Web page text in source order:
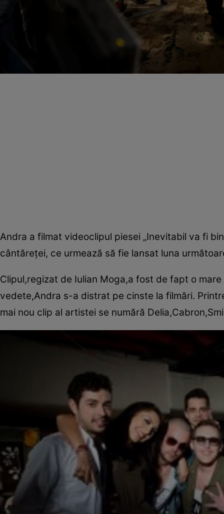
Andra a filmat videoclipul piesei „Inevitabil va fi
cântăreţei, ce urmează să fie lansat luna
Clipul,regizat de Iulian Moga,a fost de fapt o
vedete,Andra s-a distrat pe cinste la filmări.
mai nou clip al artistei se numără